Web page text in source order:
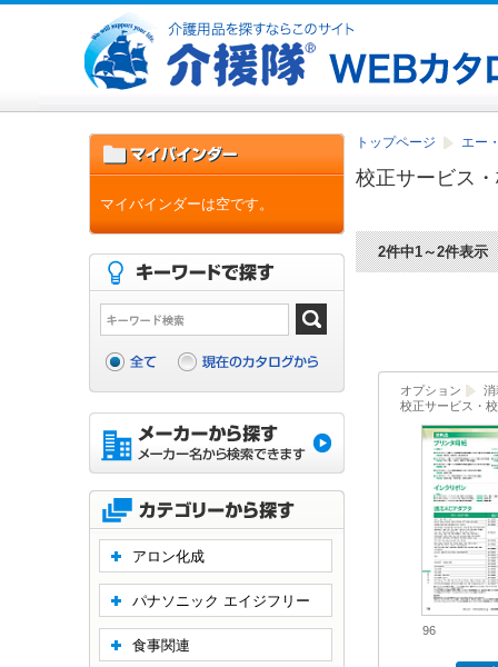
トップページ エー
校正サービス
2件中1～2件表示
オプション
消
校正サービス・
96
マイバインダーは空です。
アロン化成
パナソニック エイジフリー
食事関連